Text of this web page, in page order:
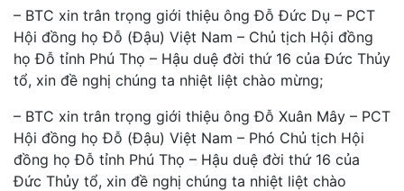
– BTC xin trân trọng giới thiệu ông Đỗ Đức Dụ – PCT
Hội đồng họ Đỗ (Đậu) Việt Nam – Chủ tịch Hội đồng
họ Đỗ tỉnh Phú Thọ – Hậu duệ đời thứ 16 của Đức Thủy
tổ, xin đề nghị chúng ta nhiệt liệt chào mừng;
– BTC xin trân trọng giới thiệu ông Đỗ Xuân Mây – PCT
Hội đồng họ Đỗ (Đậu) Việt Nam – Phó Chủ tịch Hội
đồng họ Đỗ tỉnh Phú Thọ – Hậu duệ đời thứ 16 của
Đức Thủy tổ, xin đề nghị chúng ta nhiệt liệt chào